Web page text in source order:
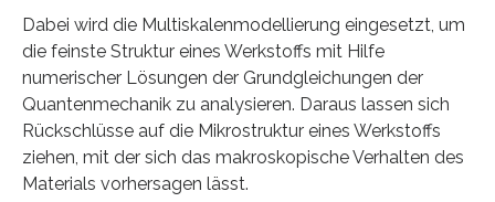
Dabei wird die Multiskalenmodellierung eingesetzt, um
die feinste Struktur eines Werkstoffs mit Hilfe
numerischer Lösungen der Grundgleichungen der
Quantenmechanik zu analysieren. Daraus lassen sich
Rückschlüsse auf die Mikrostruktur eines Werkstoffs
ziehen, mit der sich das makroskopische Verhalten des
Materials vorhersagen lässt.